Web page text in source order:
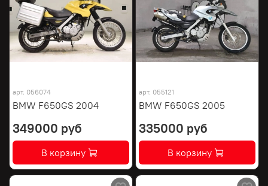
арт. 056074
BMW F650GS 2004
349000 руб
В корзину
арт. 055121
BMW F650GS 2005
335000 руб
В корзину